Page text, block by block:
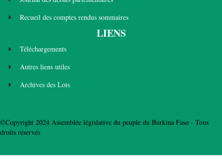
Recueil des comptes rendus sommaires
LIENS
Téléchargements
Autres liens utiles
Archives des Lois
©Copyright 2024 Assemblée législative du peuple du Burkina Faso - Tous
droits réservés